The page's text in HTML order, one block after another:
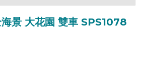
景 大花園 雙車 SPS1078